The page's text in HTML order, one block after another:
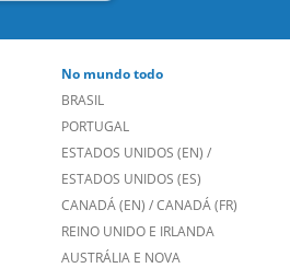
BRASIL
PORTUGAL
ESTADOS UNIDOS (EN)
ESTADOS UNIDOS (ES)
CANADÁ (EN)/CANADÁ (FR)
REINO UNIDO E IRLANDA
AUSTRÁLIA E NOVA
ZELÂNDIA